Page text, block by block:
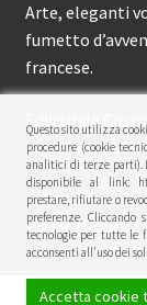
Arte, eleganti
fumetto
francese.
Editoriale
circa 150
© Editoriale
Privacy Policy
Questo sito utilizza
procedure (cookie
analitici di terze parti).
disponibile al link:
prestare, rifiutare o
preferenze.
tecnologie per tutte le
acconsenti all'uso dei
Accetta cookie